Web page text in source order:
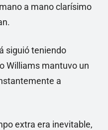
a mano clarísimo
siguió teniendo
Williams mantuvo un
a
extra era inevitable,